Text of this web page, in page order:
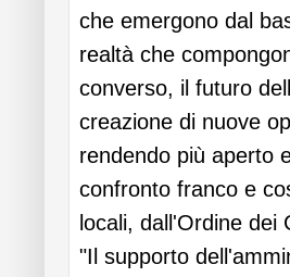
che emergono dal
realtà che
converso, il futuro
creazione di nuove
rendendo più aperto
confronto franco e
locali, dall'Ordine dei
"Il supporto